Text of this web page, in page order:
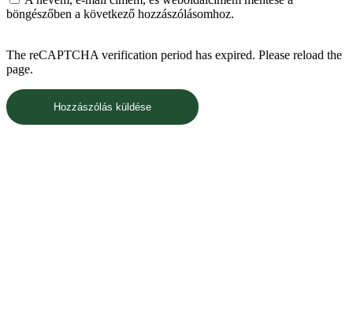
böngészőben a következő hozzászólásomhoz.
The reCAPTCHA verification period has expired. Please reload the
page.